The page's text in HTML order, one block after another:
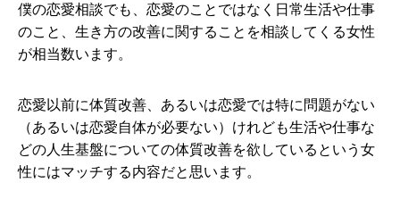
僕の恋愛相談でも、恋愛のことではなく日常生活や仕事
のこと、生き方の改善に関することを相談してくる女性
が相当数います。
恋愛以前に体質改善、あるいは恋愛では特に問題がない
（あるいは恋愛自体が必要ない）けれども生活や仕事な
どの人生基盤についての体質改善を欲しているという女
性にはマッチする内容だと思います。